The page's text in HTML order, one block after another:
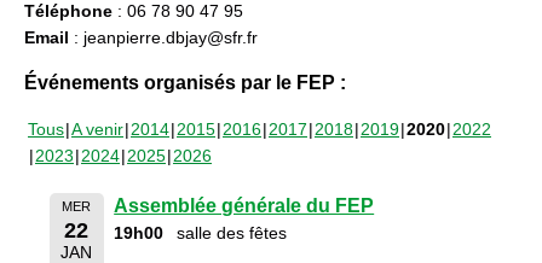
Téléphone : 06 78 90 47 95
Email : jeanpierre.dbjay@sfr.fr
Événements organisés par le FEP :
Tous A venir 2014 2015 2016 2017 2018 2019 2020 2022
2023 2024 2025 2026
MER
22
JAN
Assemblée générale du FEP
19h00 salle des fêtes